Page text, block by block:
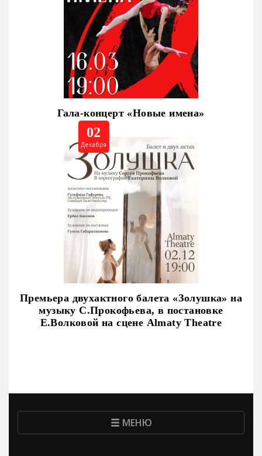
Гала-концерт «Новые имена»
02
Декабря
Премьера двухактного балета «Золушка» на
музыку С.Прокофьева, в постановке
Е.Волковой на сцене Almaty Theatre
МЕНЮ